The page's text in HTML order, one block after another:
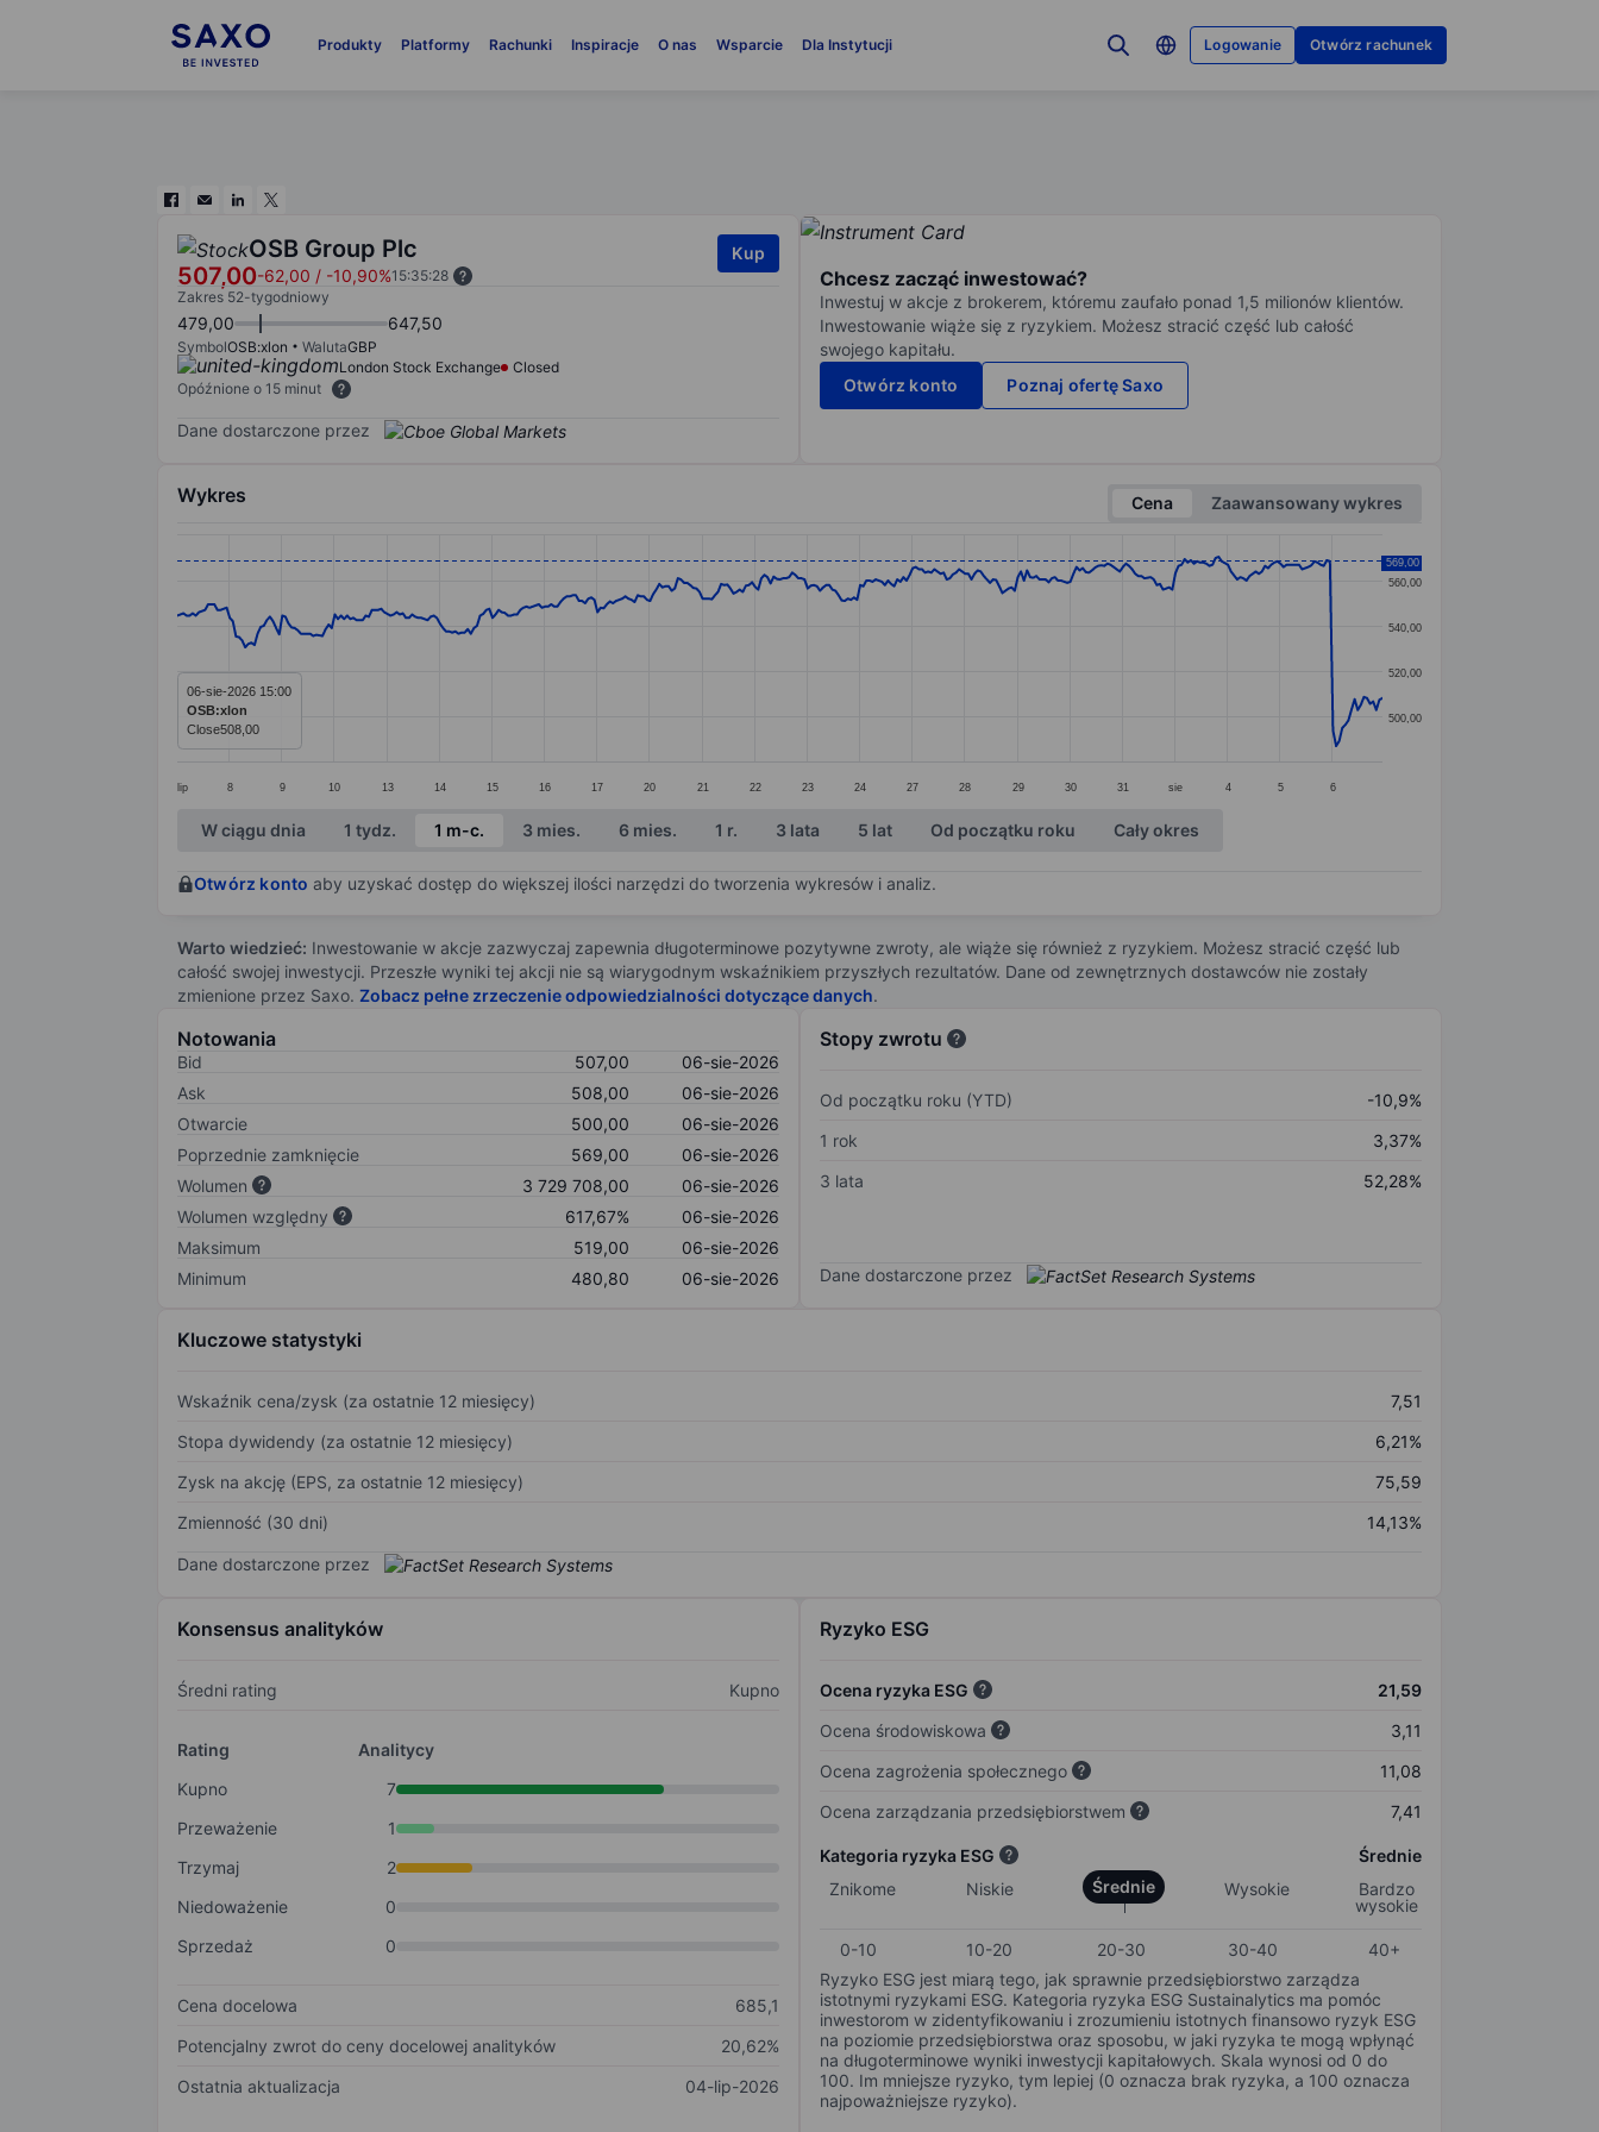
Produkty Platformy Rachunki Inspiracje O nas Wsparcie Dla Instytucji Logowanie Otwórz rachunek
OSB Group Plc
507,00-62,00 / -10,90%15:35:28
Kup
Zakres 52-tygodniowy
479,00 647,50
SymbolOSB:xlon WalutaGBP
London Stock Exchange
Closed
Opóźnione o 15 minut
Dane dostarczone przez
Chcesz zacząć inwestować?
Inwestuj w akcje z brokerem, któremu zaufało ponad 1,5 milionów klientów.
Inwestowanie wiąże się z ryzykiem. Możesz stracić część lub całość
swojego kapitału.
Otwórz konto
Poznaj ofertę Saxo
Wykres Cena
Zaawansowany wykres
The chart has 1 X axis displaying categories.
lip 8 9 10 13 14 15 16 17 20 21 22 23 24 27 28 29 30 31 sie 4 5 6
500,00
520,00
540,00
560,00
569,00
06-sie-2026 15:00
OSB:xlon
Close508,00
End of interactive chart.
W ciągu dnia 1 tydz. 1 m-c. 3 mies. 6 mies. 1 r. 3 lata 5 lat Od początku roku Cały okres
Otwórz konto aby uzyskać dostęp do większej ilości narzędzi do tworzenia wykresów i analiz.
Warto wiedzieć: Inwestowanie w akcje zazwyczaj zapewnia długoterminowe pozytywne zwroty, ale wiąże się również z ryzykiem. Możesz stracić część lub
całość swojej inwestycji. Przeszłe wyniki tej akcji nie są wiarygodnym wskaźnikiem przyszłych rezultatów. Dane od zewnętrznych dostawców nie zostały
zmienione przez Saxo. Zobacz pełne zrzeczenie odpowiedzialności dotyczące danych.
Notowania
Bid 507,00
06-sie-2026
Ask
508,00
06-sie-2026
Otwarcie
500,00
06-sie-2026
Poprzednie zamknięcie
569,00
06-sie-2026
Wolumen
3 729 708,00
06-sie-2026
Wolumen względny
617,67%
06-sie-2026
Maksimum
519,00
06-sie-2026
Minimum
480,80 06-sie-2026
Stopy zwrotu
Od początku roku (YTD)
-10,9%
1 rok
3,37%
3 lata
52,28%
Dane dostarczone przez
Kluczowe statystyki
Wskaźnik cena/zysk (za ostatnie 12 miesięcy)
7,51
Stopa dywidendy (za ostatnie 12 miesięcy)
6,21%
Zysk na akcję (EPS, za ostatnie 12 miesięcy)
75,59
Zmienność (30 dni)
14,13%
Dane dostarczone przez
Konsensus analityków
Średni rating Kupno
Rating
Analitycy
Kupno
7
Przeważenie
1
Trzymaj
2
Niedoważenie
0
Sprzedaż
0
Cena docelowa
685,1
Potencjalny zwrot do ceny docelowej analityków
20,62%
Ostatnia aktualizacja
04-lip-2026
Ryzyko ESG
Ocena ryzyka ESG
21,59
Ocena środowiskowa
3,11
Ocena zagrożenia społecznego
11,08
Ocena zarządzania przedsiębiorstwem
7,41
Kategoria ryzyka ESG
Średnie
Znikome
Niskie Średnie Wysokie
Bardzo
wysokie
0-10 10-20 20-30 30-40
40+
Ryzyko ESG jest miarą tego, jak sprawnie przedsiębiorstwo zarządza
istotnymi ryzykami ESG. Kategoria ryzyka ESG Sustainalytics ma pomóc
inwestorom w zidentyfikowaniu i zrozumieniu istotnych finansowo ryzyk ESG
na poziomie przedsiębiorstwa oraz sposobu, w jaki ryzyka te mogą wpłynąć
na długoterminowe wyniki inwestycji kapitałowych. Skala wynosi od 0 do
100. Im mniejsze ryzyko, tym lepiej (0 oznacza brak ryzyka, a 100 oznacza
najpoważniejsze ryzyko).